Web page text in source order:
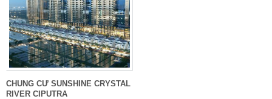
CHUNG CƯ SUNSHINE CRYSTAL
RIVER CIPUTRA